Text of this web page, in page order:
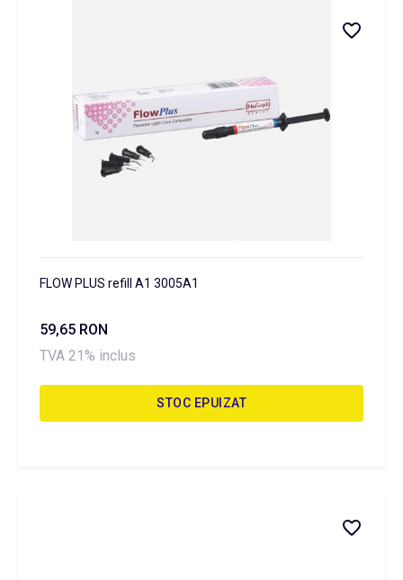
FLOW PLUS refill A1 3005A1
59,65 RON
TVA 21% inclus
STOC EPUIZAT